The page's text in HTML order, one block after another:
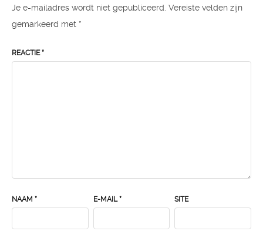
Je e-mailadres wordt niet gepubliceerd. Vereiste velden zijn
gemarkeerd met *
REACTIE*
NAAM * E-MAIL* SITE